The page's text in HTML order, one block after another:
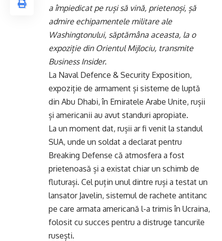
a împiedicat pe ruși să vină, prietenoși, șă
admire echipamentele militare ale
Washingtonului, săptămâna aceasta, la o
expoziție din Orientul Mijlociu, transmite
Business Insider.
La Naval Defence & Security Exposition,
expoziție de armament și sisteme de luptă
din Abu Dhabi, în Emiratele Arabe Unite, rușii
și americanii au avut standuri apropiate.
La un moment dat, rușii ar fi venit la standul
SUA, unde un soldat a declarat pentru
Breaking Defense că atmosfera a fost
prietenoasă și a existat chiar un schimb de
fluturași. Cel puțin unul dintre ruși a testat un
lansator Javelin, sistemul de rachete antitanc
pe care armata americană l-a trimis în Ucraina,
folosit cu succes pentru a distruge tancurile
rusești.